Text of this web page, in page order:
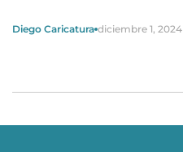
Diego Caricatura diciembre 1, 2024